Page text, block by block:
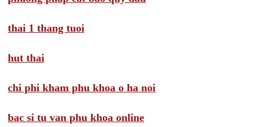
thai 1 thang tuoi
hut thai
chi phi kham phu khoa o ha noi
bac si tu van phu khoa online